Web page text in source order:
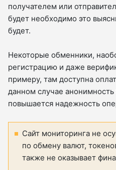
получателем или
будет необходимо это
будет.
Некоторые обменники,
регистрацию и даже
примеру, там доступна
данном случае анонимность
повышается надежность
Сайт мониторинга не
по обмену валют,
также не оказывает